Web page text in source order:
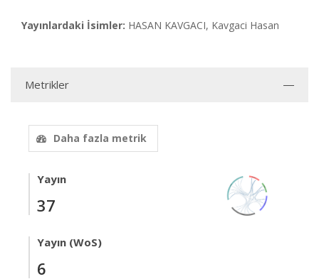
Yayınlardaki İsimler: HASAN KAVGACI, Kavgaci Hasan
Metrikler
Daha fazla metrik
Yayın
37
Yayın (WoS)
6